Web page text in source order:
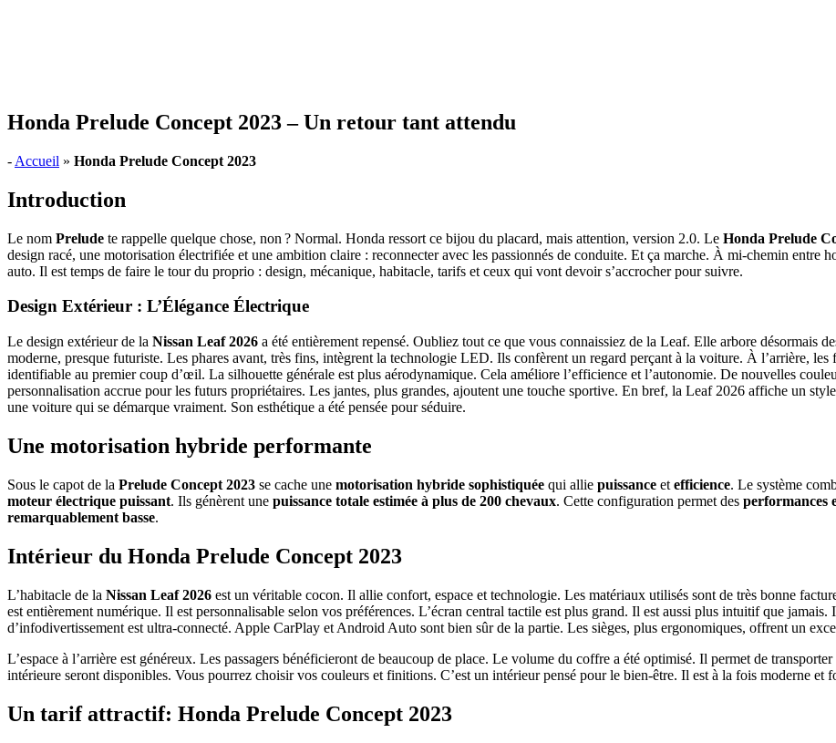
Honda Prelude Concept 2023 – Un retour tant attendu
- Accueil » Honda Prelude Concept 2023
Introduction
Le nom Prelude te rappelle quelque chose, non ? Normal. Honda ressort ce bijou du placard, mais attention, version 2.0. Le Honda Prelude
design racé, une motorisation électrifiée et une ambition claire : reconnecter avec les passionnés de conduite. Et ça marche. À mi-chemin entre
auto. Il est temps de faire le tour du proprio : design, mécanique, habitacle, tarifs et ceux qui vont devoir s’accrocher pour suivre.
Design Extérieur : L’Élégance Électrique
Le design extérieur de la Nissan Leaf 2026 a été entièrement repensé. Oubliez tout ce que vous connaissiez de la Leaf. Elle arbore désormais
moderne, presque futuriste. Les phares avant, très fins, intègrent la technologie LED. Ils confèrent un regard perçant à la voiture. À l’arrière,
identifiable au premier coup d’œil. La silhouette générale est plus aérodynamique. Cela améliore l’efficience et l’autonomie. De nouvelles
personnalisation accrue pour les futurs propriétaires. Les jantes, plus grandes, ajoutent une touche sportive. En bref, la Leaf 2026 affiche un
une voiture qui se démarque vraiment. Son esthétique a été pensée pour séduire.
Une motorisation hybride performante
Sous le capot de la Prelude Concept 2023 se cache une motorisation hybride sophistiquée qui allie puissance et efficience. Le système
moteur électrique puissant. Ils génèrent une puissance totale estimée à plus de 200 chevaux. Cette configuration permet des performances
remarquablement basse.
Intérieur du Honda Prelude Concept 2023
L’habitacle de la Nissan Leaf 2026 est un véritable cocon. Il allie confort, espace et technologie. Les matériaux utilisés sont de très bonne
est entièrement numérique. Il est personnalisable selon vos préférences. L’écran central tactile est plus grand. Il est aussi plus intuitif que
d’infodivertissement est ultra-connecté. Apple CarPlay et Android Auto sont bien sûr de la partie. Les sièges, plus ergonomiques, offrent un
L’espace à l’arrière est généreux. Les passagers bénéficieront de beaucoup de place. Le volume du coffre a été optimisé. Il permet de
intérieure seront disponibles. Vous pourrez choisir vos couleurs et finitions. C’est un intérieur pensé pour le bien-être. Il est à la fois moderne et
Un tarif attractif: Honda Prelude Concept 2023